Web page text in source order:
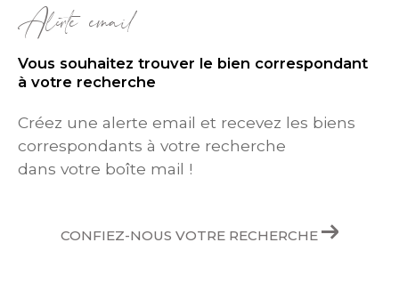
Alerte email
Vous souhaitez trouver le bien correspondant
à votre recherche
Créez une alerte email et recevez les biens
correspondants à votre recherche
dans votre boîte mail !
CONFIEZ-NOUS VOTRE RECHERCHE